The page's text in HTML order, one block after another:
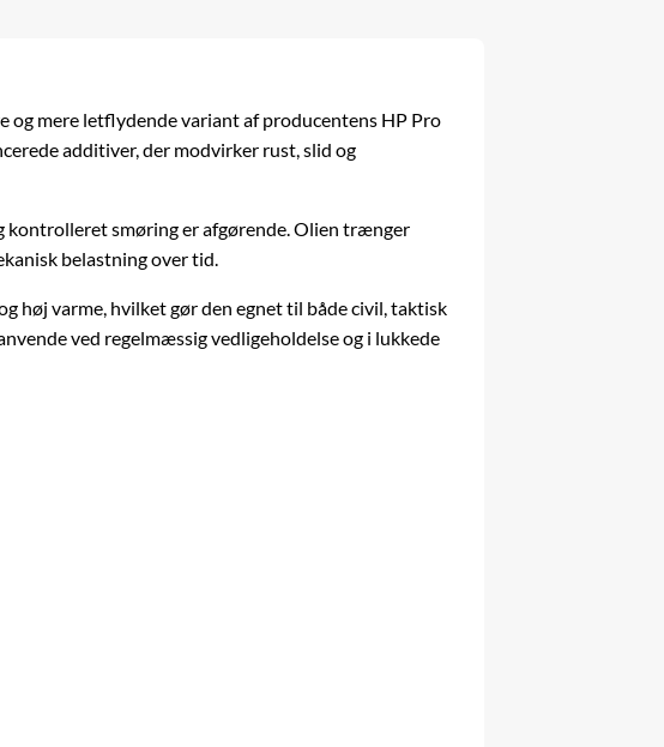
og mere letflydende variant af producentens HP Pro
additiver, der modvirker rust, slid og
smøring er afgørende. Olien trænger
belastning over tid.
høj varme, hvilket gør den egnet til både civil, taktisk
ved regelmæssig vedligeholdelse og i lukkede